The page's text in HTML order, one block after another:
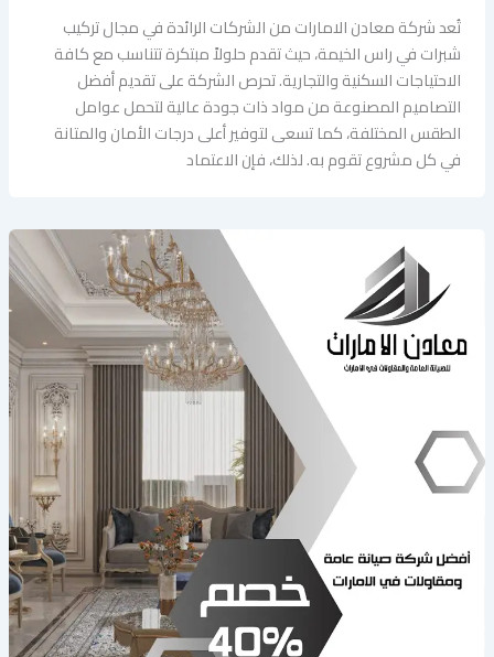
تُعد شركة معادن الامارات من الشركات الرائدة في مجال تركيب
شبرات في راس الخيمة، حيث تقدم حلولاً مبتكرة تتناسب مع كافة
الاحتياجات السكنية والتجارية. تحرص الشركة على تقديم أفضل
التصاميم المصنوعة من مواد ذات جودة عالية لتحمل عوامل
الطقس المختلفة، كما تسعى لتوفير أعلى درجات الأمان والمتانة
في كل مشروع تقوم به. لذلك، فإن الاعتماد